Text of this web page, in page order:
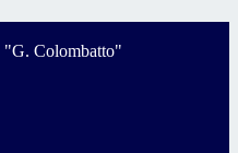
"G. Colombatto"